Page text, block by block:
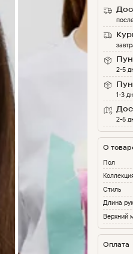
2-5
1-3 дн.
2-5
О
Пол
Стиль
Длина
Верхний
Оплата